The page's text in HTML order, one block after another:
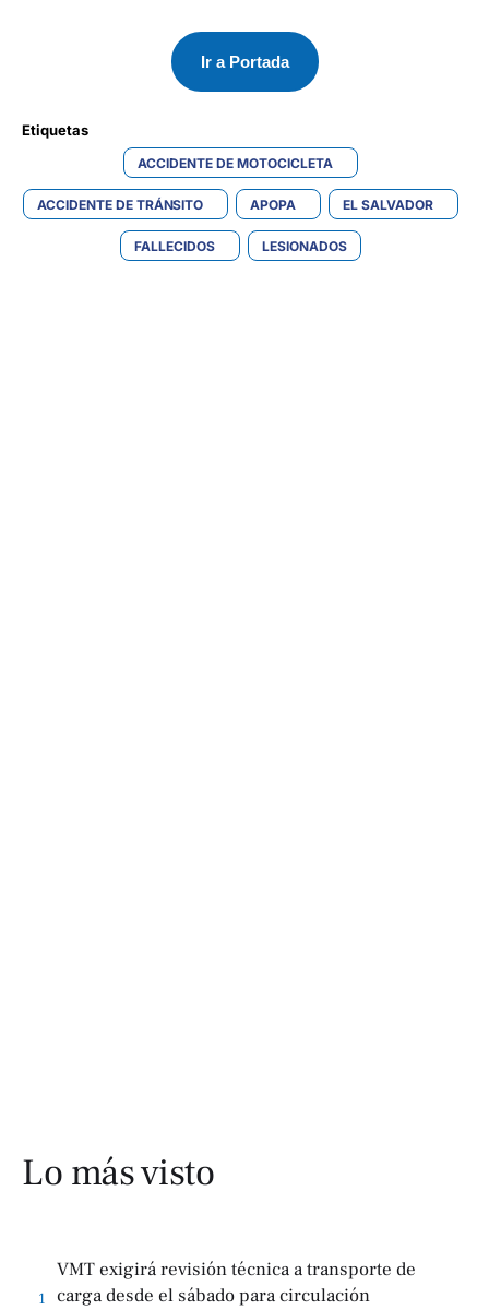
Ir a Portada
Etiquetas
ACCIDENTE DE MOTOCICLETA
ACCIDENTE DE TRÁNSITO APOPA EL SALVADOR
FALLECIDOS LESIONADOS
Lo más visto
1
VMT exigirá revisión técnica a transporte de
carga desde el sábado para circulación